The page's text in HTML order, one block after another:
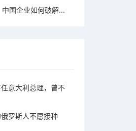
国企业如何破解...
意大利总理，曾不
罗斯人不愿接种